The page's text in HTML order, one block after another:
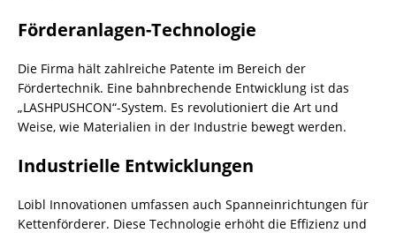
Förderanlagen-Technologie
Die Firma hält zahlreiche Patente im Bereich der
Fördertechnik. Eine bahnbrechende Entwicklung ist das
„LASHPUSHCON“-System. Es revolutioniert die Art und
Weise, wie Materialien in der Industrie bewegt werden.
Industrielle Entwicklungen
Loibl Innovationen umfassen auch Spanneinrichtungen für
Kettenförderer. Diese Technologie erhöht die Effizienz und